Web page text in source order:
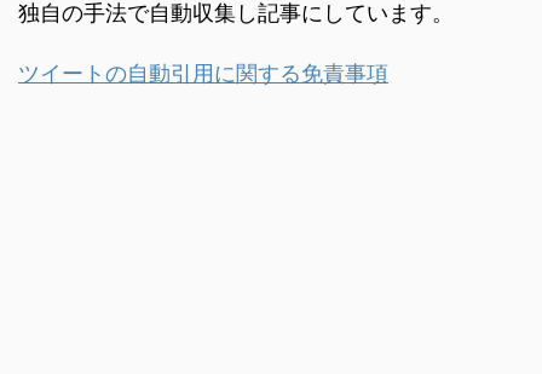
独自の手法で自動収集し記事にしています。
ツイートの自動引用に関する免責事項